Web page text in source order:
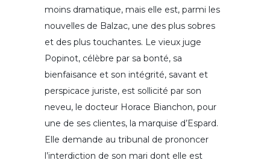
moins dramatique, mais elle est, parmi les
nouvelles de Balzac, une des plus sobres
et des plus touchantes. Le vieux juge
Popinot, célèbre par sa bonté, sa
bienfaisance et son intégrité, savant et
perspicace juriste, est sollicité par son
neveu, le docteur Horace Bianchon, pour
une de ses clientes, la marquise d’Espard.
Elle demande au tribunal de prononcer
l’interdiction de son mari dont elle est